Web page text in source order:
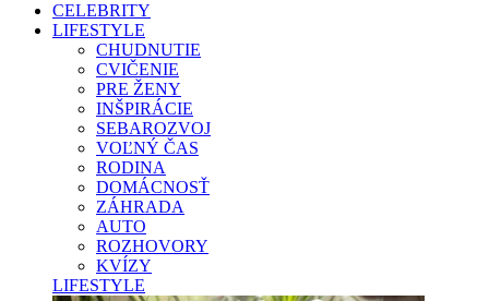
CELEBRITY
LIFESTYLE
CHUDNUTIE
CVIČENIE
PRE ŽENY
INŠPIRÁCIE
SEBAROZVOJ
VOĽNÝ ČAS
RODINA
DOMÁCNOSŤ
ZÁHRADA
AUTO
ROZHOVORY
KVÍZY
LIFESTYLE